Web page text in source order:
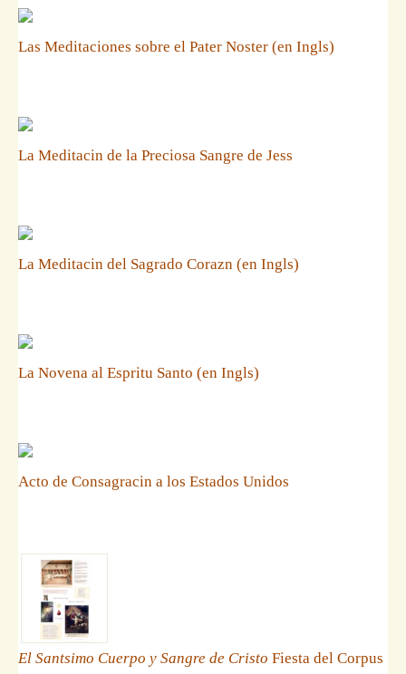
Las Meditaciones sobre el Pater Noster (en Ingls)
La Meditacin de la Preciosa Sangre de Jess
La Meditacin del Sagrado Corazn (en Ingls)
La Novena al Espritu Santo (en Ingls)
Acto de Consagracin a los Estados Unidos
El Santsimo Cuerpo y Sangre de Cristo Fiesta del Corpus